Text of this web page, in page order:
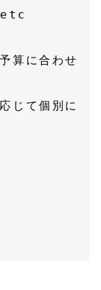
算に合わせ
じて個別に